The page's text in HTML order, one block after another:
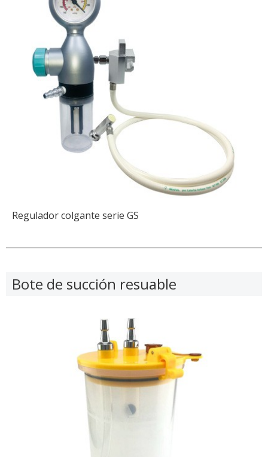
Regulador colgante serie GS
Bote de succión resuable